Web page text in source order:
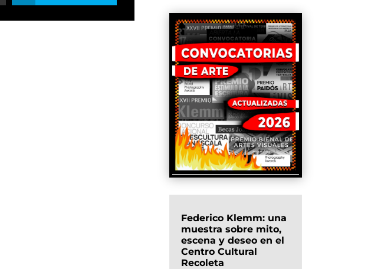
Federico Klemm: una
muestra sobre mito,
escena y deseo en el
Centro Cultural
Recoleta